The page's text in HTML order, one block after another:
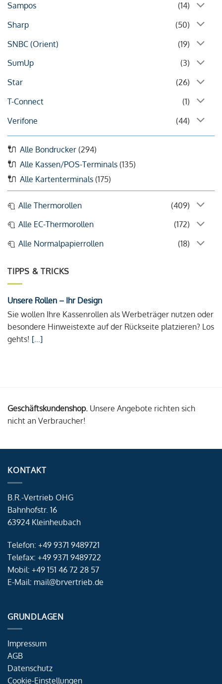
Sampos
(14)
Sharp
(50)
SNBC (Orient)
(19)
SumUp
(3)
Star
(26)
T-Connect
(1)
Verifone
(44)
Alle Bondrucker (294)
Alle Kassen/POS-Terminals (135)
Alle Kartenterminals (175)
Alle Thermorollen
(409)
Alle EC-Thermorollen
(172)
Alle Normalpapierrollen
(18)
TIPPS & TRICKS
Unsere Rollen – Ihr Design
Sie wollen Ihre Kassenrollen als Werbeträger nutzen oder
besondere Hinweistexte auf der Rückseite platzieren? Los
gehts! [...]
Geschäftskundenshop. Unsere Angebote richten sich
nicht an Verbraucher!
KONTAKT
B.R.-Vertrieb OHG
Bahnhofstr. 16
63924 Kleinheubach
Telefon: +49 9371 9489721
Telefax: +49 9371 9489722
Mobil: +49 151 46 72 28 57
E-Mail: mail@brvertrieb.de
GRUNDLAGEN
Impressum
AGB
Datenschutz
Cookie-Einstellungen